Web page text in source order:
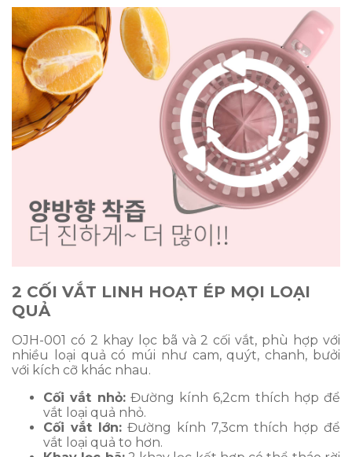
2 CỐI VẮT LINH HOẠT ÉP MỌI LOẠI
QUẢ
OJH-001 có 2 khay lọc bã và 2 cối vắt, phù hợp với
nhiều loại quả có múi như cam, quýt, chanh, bưởi
với kích cỡ khác nhau.
Cối vắt nhỏ:Đường kính 6,2cm thích hợp để
vắt loại quả nhỏ.
Cối vắt lớn: Đường kính 7,3cm thích hợp để
vắt loại quả to hơn.